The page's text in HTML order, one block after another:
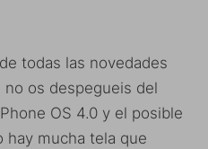
todas las novedades
os despegueis del
OS 4.0 y el posible
hay mucha tela que